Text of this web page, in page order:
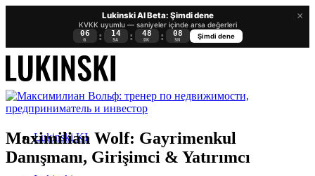
×
Lukinski AI Beta: Şimdi dene
KVKK uyumlu — saniyeler içinde arsa değerleri
06
G : 14
SA : 48
DK : 07
SN
Şimdi dene
Lukinski KI
Maximilian Wolf: Gayrimenkul
Danışmanı, Girişimci & Yatırımcı